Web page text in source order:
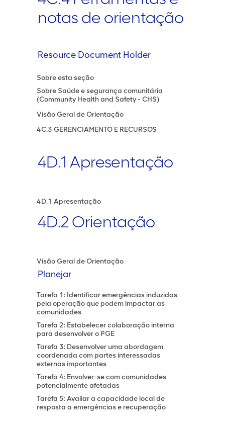
notas de orientação
Resource Document Holder
Sobre esta seção
Sobre Saúde e segurança comunitária
(Community Health and Safety - CHS)
Visão Geral de Orientação
4C.3 GERENCIAMENTO E RECURSOS
4D.1 Apresentação
4D.1 Apresentação
4D.2 Orientação
Visão Geral de Orientação
Planejar
Tarefa 1: Identificar emergências induzidas
pela operação que podem impactar as
comunidades
Tarefa 2: Estabelecer colaboração interna
para desenvolver o PGE
Tarefa 3: Desenvolver uma abordagem
coordenada com partes interessadas
externas importantes
Tarefa 4: Envolver-se com comunidades
potencialmente afetadas
Tarefa 5: Avaliar a capacidade local de
resposta a emergências e recuperação